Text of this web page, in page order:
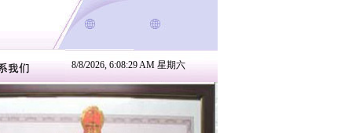
8/8/2026, 6:08:29 AM 星期六